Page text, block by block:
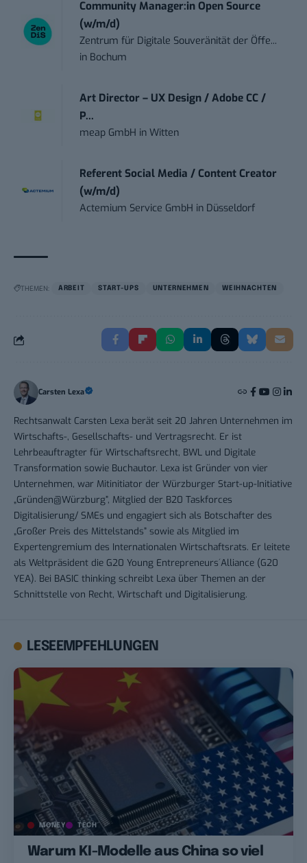
Community Manager:in Open Source
(w/m/d)
Zentrum für Digitale Souveränität der Öffe...
in Bochum
Art Director – UX Design / Adobe CC /
P...
meap GmbH inWitten
Referent Social Media / Content Creator
(w/m/d)
Actemium Service GmbH in Düsseldorf
THEMEN: ARBEIT START-UPS UNTERNEHMEN WEIHNACHTEN
Carsten Lexa
Rechtsanwalt Carsten Lexa berät seit 20 Jahren Unternehmen im
Wirtschafts-, Gesellschafts- und Vertragsrecht. Er ist
Lehrbeauftragter für Wirtschaftsrecht, BWL und Digitale
Transformation sowie Buchautor. Lexa ist Gründer von vier
Unternehmen, war Mitinitiator der Würzburger Start-up-Initiative
„Gründen@Würzburg”, Mitglied der B20 Taskforces
Digitalisierung/ SMEs und engagiert sich als Botschafter des
„Großer Preis des Mittelstands” sowie als Mitglied im
Expertengremium des Internationalen Wirtschaftsrats. Er leitete
als Weltpräsident die G20 Young Entrepreneurs´Alliance (G20
YEA). Bei BASIC thinking schreibt Lexa über Themen an der
Schnittstelle von Recht, Wirtschaft und Digitalisierung.
LESEEMPFEHLUNGEN
MONEY TECH
Warum KI-Modelle aus China so viel